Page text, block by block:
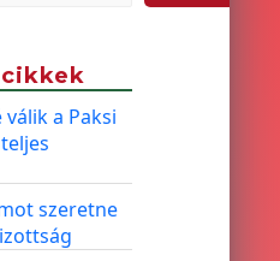
válik a Paksi
szeretne